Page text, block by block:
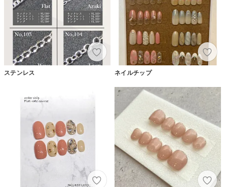
ステンレス ネイルチップ